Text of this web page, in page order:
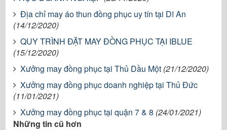
Địa chỉ may áo thun đồng phục uy tín tại Dĩ An
(14/12/2020)
QUY TRÌNH ĐẶT MAY ĐỒNG PHỤC TẠI IBLUE
(15/12/2020)
Xưởng may đồng phục tại Thủ Dầu Một (21/12/2020)
Xưởng may đồng phục doanh nghiệp tại Thủ Đức
(11/01/2021)
Xưởng may đồng phục tại quận 7 & 8 (24/01/2021)
Những tin cũ hơn